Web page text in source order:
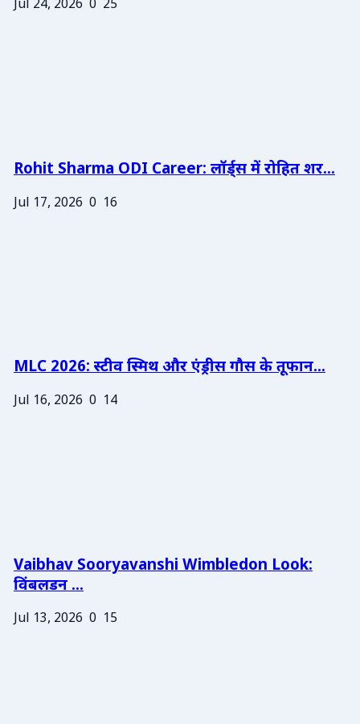
Jul 24, 2026 0 25
Rohit Sharma ODI Career: लॉर्ड्स में रोहित शर...
Jul 17, 2026 0 16
MLC 2026: स्टीव स्मिथ और एंड्रीस गौस के तूफान...
Jul 16, 2026 0 14
Vaibhav Sooryavanshi Wimbledon Look:
विंबलडन ...
Jul 13, 2026 0 15